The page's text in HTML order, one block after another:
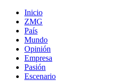
Inicio
ZMG
País
Mundo
Opinión
Empresa
Pasión
Escenario